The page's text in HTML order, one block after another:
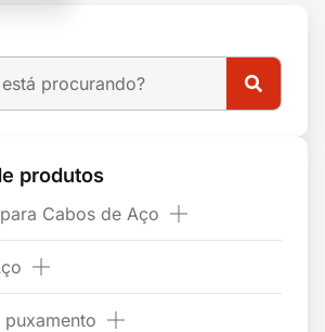
produtos
Cabos de Aço
puxamento